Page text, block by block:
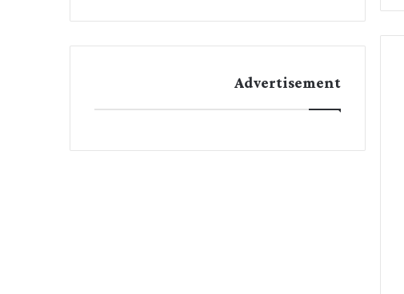
Advertisement